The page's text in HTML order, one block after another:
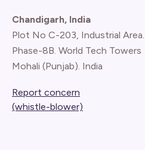
Chandigarh, India
Plot No C-203, Industrial Area.
Phase-8B. World Tech Towers
Mohali (Punjab). India
Report concern
(whistle-blower)